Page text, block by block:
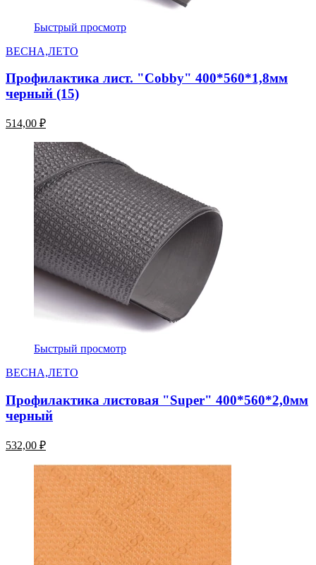
Быстрый просмотр
ВЕСНА,ЛЕТО
Профилактика лист. "Cobby" 400*560*1,8мм
черный (15)
514,00 ₽
Быстрый просмотр
ВЕСНА,ЛЕТО
Профилактика листовая "Super" 400*560*2,0мм
черный
532,00 ₽